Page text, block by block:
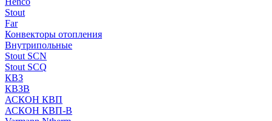
Stout
Far
Конвекторы отопления
Внутрипольные
Stout SCN
Stout SCQ
КВЗ
КВЗВ
АСКОН КВП
АСКОН КВП-В